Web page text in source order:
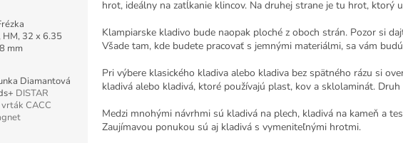
HM, 32 x 6.35
mm
Diamantová
DISTAR
CACC
v
hrot, ideálny na zatĺkanie klincov. Na druhej strane je tu hrot, ktorý
Klampiarske kladivo bude naopak ploché z oboch strán. Pozor si
Všade tam, kde budete pracovať s jemnými materiálmi, sa vám
Pri výbere klasického kladiva alebo kladiva bez spätného rázu si
kladivá alebo kladivá, ktoré používajú plast, kov a sklolaminát.
Medzi mnohými návrhmi sú kladivá na plech, kladivá na kameň a
Zaujímavou ponukou sú aj kladivá s vymeniteľnými hrotmi.